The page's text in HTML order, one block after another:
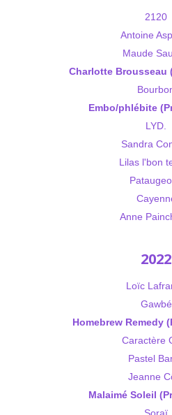
2120
Antoine
Maude
Charlotte Brousseau
Embo/phlébite
LYD.
Sandra
Lilas l'bon
Anne
2022
Loïc
Gawbé
Homebrew Remedy
Caractère
Pastel
Jeanne
Malaimé Soleil
Soraï